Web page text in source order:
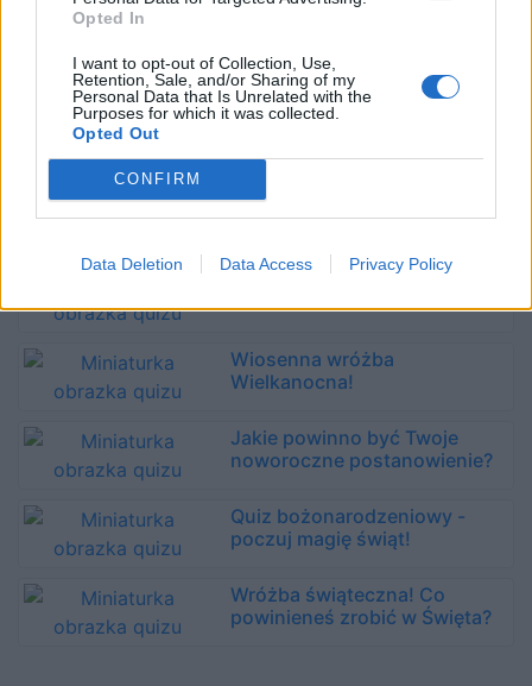
Opted In
I want to opt-out of Collection, Use,
Retention, Sale, and/or Sharing of my
Personal Data that Is Unrelated with the
Purposes for which it was collected.
Opted Out
CONFIRM
Data Deletion Data Access Privacy Policy
Jaki świąteczny film pasuje do
Jaki Sylwester, taki cały rok...
Co to dla Ciebie oznacza?
Noworoczna wróżba z kart
tarota!
Wiosenna wróżba
Wielkanocna!
Jakie powinno być Twoje
noworoczne postanowienie?
Quiz bożonarodzeniowy -
poczuj magię świąt!
Wróżba świąteczna! Co
powinieneś zrobić w Święta?